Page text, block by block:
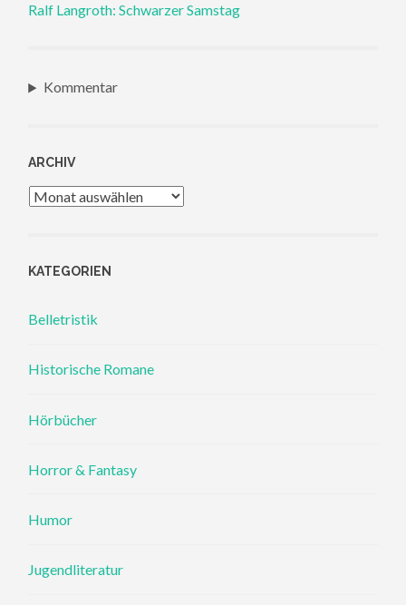
Ralf Langroth: Schwarzer Samstag
Kommentar
ARCHIV
Archiv
KATEGORIEN
Belletristik
Historische Romane
Hörbücher
Horror & Fantasy
Humor
Jugendliteratur